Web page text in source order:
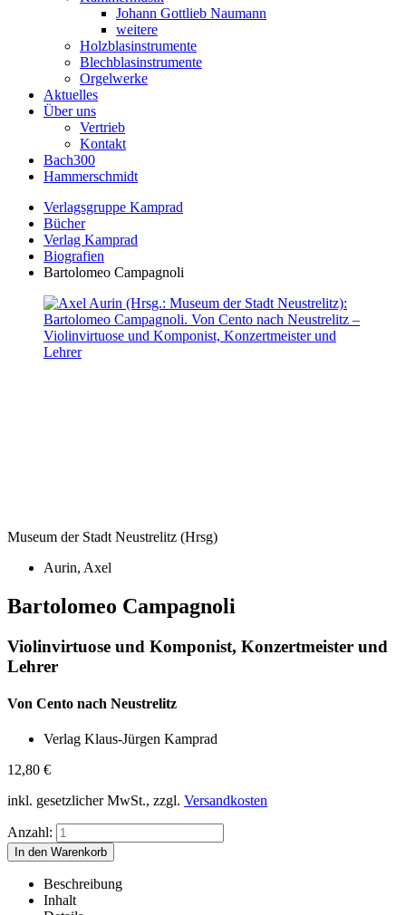
Johann Gottlieb Naumann
weitere
Holzblasinstrumente
Blechblasinstrumente
Orgelwerke
Aktuelles
Über uns
Vertrieb
Kontakt
Bach300
Hammerschmidt
Verlagsgruppe Kamprad
Bücher
Verlag Kamprad
Biografien
Bartolomeo Campagnoli
Museum der Stadt Neustrelitz (Hrsg)
Aurin, Axel
Bartolomeo Campagnoli
Violinvirtuose und Komponist, Konzertmeister und
Lehrer
Von Cento nach Neustrelitz
Verlag Klaus-Jürgen Kamprad
12,80 €
inkl. gesetzlicher MwSt., zzgl. Versandkosten
Anzahl:
Beschreibung
Inhalt